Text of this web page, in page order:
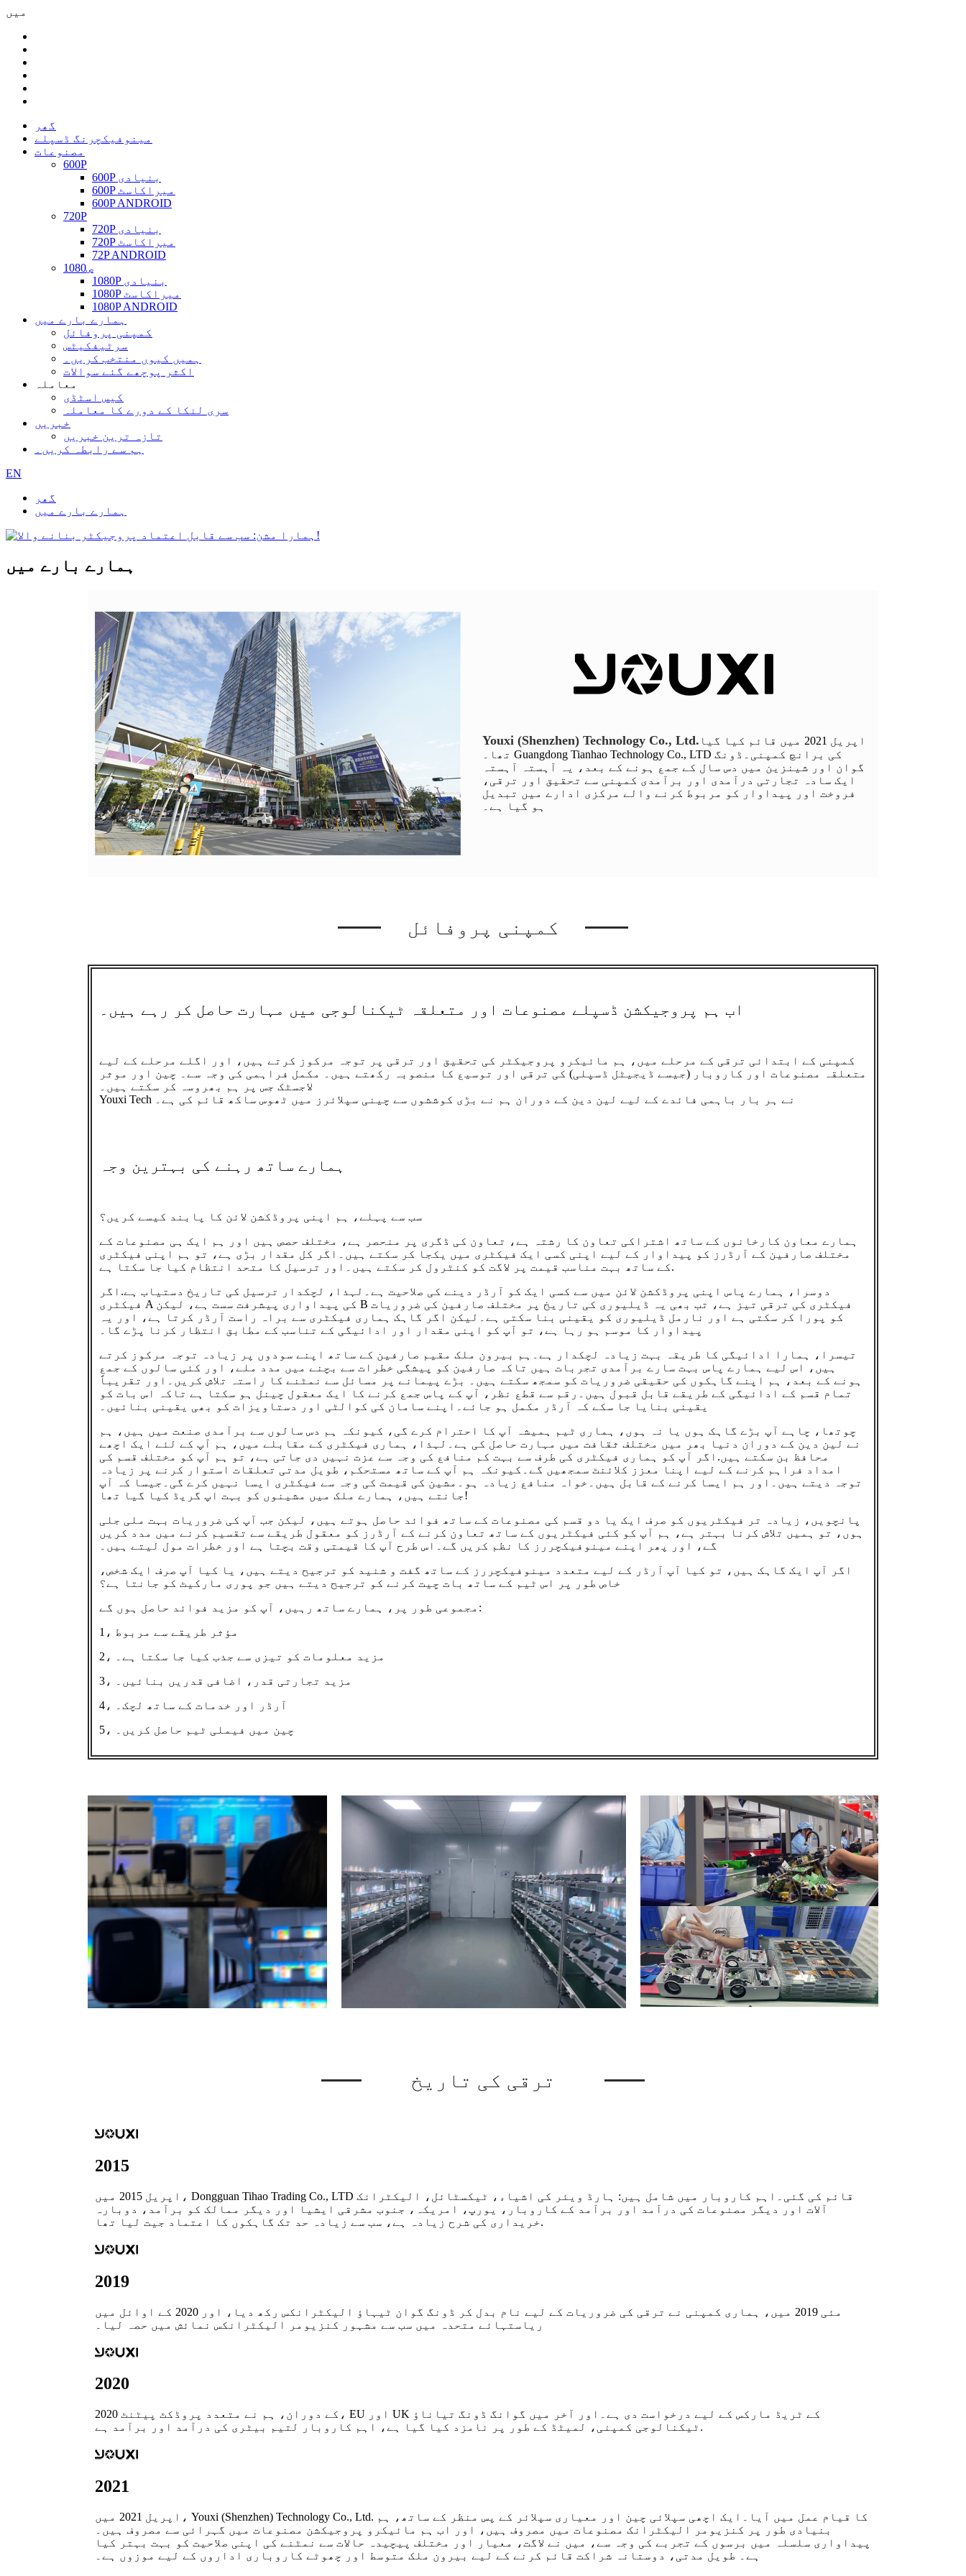
میں
گھر
مینوفیکچرنگ ڈسپلے
مصنوعات
600P
600P بنیادی
600P میراکاسٹ
600P ANDROID
720P
720P بنیادی
720P میراکاسٹ
72P ANDROID
1080ص
1080P بنیادی
1080P میراکاسٹ
1080P ANDROID
ہمارے بارے میں
کمپنی پروفائل
سرٹیفکیٹس
ہمیں کیوں منتخب کریں۔
اکثر پوچھے گئے سوالات
معاملہ
کیس اسٹڈی
سری لنکا کے دورے کا معاملہ
خبریں
تازہ ترین خبریں
ہم سے رابطہ کریں۔
EN
گھر
ہمارے بارے میں
ہمارے بارے میں
Youxi (Shenzhen) Technology Co., Ltd. اپریل 2021 میں قائم کیا گیا
تھا۔ Guangdong Tianhao Technology Co., LTD کی برانچ کمپنی۔ڈونگ
گوان اور شینزین میں دس سال کے جمع ہونے کے بعد، یہ آہستہ آہستہ
ایک سادہ تجارتی درآمدی اور برآمدی کمپنی سے تحقیق اور ترقی،
فروخت اور پیداوار کو مربوط کرنے والے مرکزی ادارے میں تبدیل
ہو گیا ہے۔
کمپنی پروفائل
اب ہم پروجیکشن ڈسپلے مصنوعات اور متعلقہ ٹیکنالوجی میں مہارت حاصل کر رہے ہیں۔
کمپنی کے ابتدائی ترقی کے مرحلے میں، ہم مائیکرو پروجیکٹر کی تحقیق اور ترقی پر توجہ مرکوز کرتے ہیں، اور اگلے مرحلے کے لیے
متعلقہ مصنوعات اور کاروبار (جیسے ڈیجیٹل ڈسپلی) کی ترقی اور توسیع کا منصوبہ رکھتے ہیں۔ مکمل فراہمی کی وجہ سے۔ چین اور موثر
لاجسٹک جس پر ہم بھروسہ کر سکتے ہیں۔
Youxi Tech نے ہر بار باہمی فائدے کے لیے لین دین کے دوران ہم نے بڑی کوششوں سے چینی سپلائرز میں ٹھوس ساکھ قائم کی ہے۔
ہمارے ساتھ رہنے کی بہترین وجہ
سب سے پہلے، ہم اپنی پروڈکشن لائن کا پابند کیسے کریں؟
ہمارے معاون کارخانوں کے ساتھ اشتراکی تعاون کا رشتہ ہے، تعاون کی ڈگری پر منحصر ہے، مختلف حصص ہیں اور ہم ایک ہی مصنوعات کے
مختلف صارفین کے آرڈرز کو پیداوار کے لیے اپنی کسی ایک فیکٹری میں یکجا کر سکتے ہیں۔اگر کل مقدار بڑی ہے، تو ہم اپنی فیکٹری
کے ساتھ بہت مناسب قیمت پر لاگت کو کنٹرول کر سکتے ہیں۔اور ترسیل کا متحد انتظام کیا جا سکتا ہے.
دوسرا، ہمارے پاس اپنی پروڈکشن لائن میں سے کسی ایک کو آرڈر دینے کی صلاحیت ہے۔لہذا، لچکدار ترسیل کی تاریخ دستیاب ہے.اگر
فیکٹری A کی پیداواری پیشرفت سست ہے، لیکن B فیکٹری کی ترقی تیز ہے، تب بھی یہ ڈیلیوری کی تاریخ پر مختلف صارفین کی ضروریات
کو پورا کر سکتی ہے اور نارمل ڈیلیوری کو یقینی بنا سکتی ہے۔لیکن اگر گاہک ہماری فیکٹری سے براہ راست آرڈر کرتا ہے، اور یہ
پیداوار کا موسم ہو رہا ہے، تو آپ کو اپنی مقدار اور ادائیگی کے تناسب کے مطابق انتظار کرنا پڑے گا۔
تیسرا، ہمارا ادائیگی کا طریقہ بہت زیادہ لچکدار ہے۔ہم بیرون ملک مقیم صارفین کے ساتھ اپنے سودوں پر زیادہ توجہ مرکوز کرتے
ہیں، اس لیے ہمارے پاس بہت سارے برآمدی تجربات ہیں تاکہ صارفین کو پیشگی خطرات سے بچنے میں مدد ملے، اور کئی سالوں کے جمع
ہونے کے بعد، ہم اپنے گاہکوں کی حقیقی ضروریات کو سمجھ سکتے ہیں۔ بڑے پیمانے پر مسائل سے نمٹنے کا راستہ تلاش کریں۔اور تقریباً
تمام قسم کے ادائیگی کے طریقے قابل قبول ہیں۔رقم سے قطع نظر، آپ کے پاس جمع کرنے کا ایک معقول چینل ہو سکتا ہے تاکہ اس بات کو
یقینی بنایا جا سکے کہ آرڈر مکمل ہو جائے۔اپنے سامان کی کوالٹی اور دستاویزات کو بھی یقینی بنائیں۔
چوتھا، چاہے آپ بڑے گاہک ہوں یا نہ ہوں، ہماری ٹیم ہمیشہ آپ کا احترام کرے گی، کیونکہ ہم دس سالوں سے برآمدی صنعت میں ہیں، ہم
نے لین دین کے دوران دنیا بھر میں مختلف ثقافت میں مہارت حاصل کی ہے۔لہذا، ہماری فیکٹری کے مقابلے میں، ہم آپ کے لئے ایک اچھے
محافظ بن سکتے ہیں.اگر آپ کو ہماری فیکٹری کی طرف سے بہت کم منافع کی وجہ سے عزت نہیں دی جاتی ہے، تو ہم آپ کو مختلف قسم کی
امداد فراہم کرنے کے لیے اپنا معزز کلائنٹ سمجھیں گے۔کیونکہ ہم آپ کے ساتھ مستحکم، طویل مدتی تعلقات استوار کرنے پر زیادہ
توجہ دیتے ہیں۔اور ہم ایسا کرنے کے قابل ہیں۔خواہ منافع زیادہ ہو۔مشین کی قیمت کی وجہ سے فیکٹری ایسا نہیں کرے گی۔جیسا کہ آپ
جانتے ہیں، ہمارے ملک میں مشینوں کو بہت اپ گریڈ کیا گیا تھا!
پانچویں، زیادہ تر فیکٹریوں کو صرف ایک یا دو قسم کی مصنوعات کے ساتھ فوائد حاصل ہوتے ہیں، لیکن جب آپ کی ضروریات بہت ملی جلی
ہوں، تو ہمیں تلاش کرنا بہتر ہے، ہم آپ کو کئی فیکٹریوں کے ساتھ تعاون کرنے کے آرڈرز کو معقول طریقے سے تقسیم کرنے میں مدد کریں
گے، اور پھر اپنے مینوفیکچررز کا نظم کریں گے۔اس طرح آپ کا قیمتی وقت بچتا ہے اور خطرات مول لیتے ہیں۔
اگر آپ ایک گاہک ہیں، تو کیا آپ آرڈر کے لیے متعدد مینوفیکچررز کے ساتھ گفت و شنید کو ترجیح دیتے ہیں، یا کیا آپ صرف ایک شخص،
خاص طور پر اس ٹیم کے ساتھ بات چیت کرنے کو ترجیح دیتے ہیں جو پوری مارکیٹ کو جانتا ہے؟
مجموعی طور پر، ہمارے ساتھ رہیں، آپ کو مزید فوائد حاصل ہوں گے:
1، مؤثر طریقے سے مربوط
2، مزید معلومات کو تیزی سے جذب کیا جا سکتا ہے۔
3، مزید تجارتی قدر، اضافی قدریں بنائیں۔
4، آرڈر اور خدمات کے ساتھ لچک۔
5، چین میں فیملی ٹیم حاصل کریں۔
ترقی کی تاریخ
2015
اپریل 2015 میں، Dongguan Tihao Trading Co., LTD قائم کی گئی۔اہم کاروبار میں شامل ہیں: ہارڈ ویئر کی اشیاء، ٹیکسٹائل، الیکٹرانک
آلات اور دیگر مصنوعات کی درآمد اور برآمد کے کاروبار، یورپ، امریکہ، جنوب مشرقی ایشیا اور دیگر ممالک کو برآمد، دوبارہ
خریداری کی شرح زیادہ ہے، سب سے زیادہ حد تک گاہکوں کا اعتماد جیت لیا تھا.
2019
مئی 2019 میں، ہماری کمپنی نے ترقی کی ضروریات کے لیے نام بدل کر ڈونگ گوان ٹیہاؤ الیکٹرانکس رکھ دیا، اور 2020 کے اوائل میں
ریاستہائے متحدہ میں سب سے مشہور کنزیومر الیکٹرانکس نمائش میں حصہ لیا۔
2020
2020 کے دوران، ہم نے متعدد پروڈکٹ پیٹنٹ، EU اور UK کے ٹریڈ مارکس کے لیے درخواست دی ہے۔اور آخر میں گوانگ ڈونگ تیاناؤ
ٹیکنالوجی کمپنی، لمیٹڈ کے طور پر نامزد کیا گیا ہے، اہم کاروبار لتیم بیٹری کی درآمد اور برآمد ہے.
2021
اپریل 2021 میں، Youxi (Shenzhen) Technology Co., Ltd. کا قیام عمل میں آیا۔ایک اچھی سپلائی چین اور معیاری سپلائر کے پس منظر کے ساتھ، ہم
بنیادی طور پر کنزیومر الیکٹرانک مصنوعات میں مصروف ہیں، اور اب ہم مائیکرو پروجیکشن مصنوعات میں گہرائی سے مصروف ہیں۔
پیداواری سلسلہ میں برسوں کے تجربے کی وجہ سے، میں نے لاگت، معیار اور مختلف پیچیدہ حالات سے نمٹنے کی اپنی صلاحیت کو بہت بہتر کیا
ہے۔ طویل مدتی، دوستانہ شراکت قائم کرنے کے لیے بیرون ملک متوسط ​​اور چھوٹے کاروباری اداروں کے لیے موزوں ہے۔